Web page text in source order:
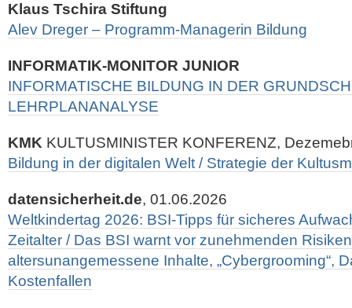
Klaus Tschira Stiftung
Alev Dreger – Programm-Managerin Bildung
INFORMATIK-MONITOR JUNIOR
INFORMATISCHE BILDUNG IN DER
LEHRPLANANALYSE
KMK KULTUSMINISTER KONFERENZ,
Bildung in der digitalen Welt / Strategie der
datensicherheit.de, 01.06.2026
Weltkindertag 2026: BSI-Tipps für sicheres
Zeitalter / Das BSI warnt vor zunehmenden
altersunangemessene Inhalte, „Cybergrooming“,
Kostenfallen